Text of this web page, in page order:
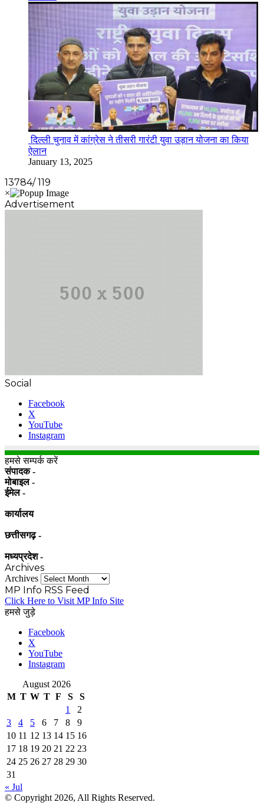
दिल्ली चुनाव में कांग्रेस ने तीसरी गारंटी युवा उड़ान योजना का किया
ऐलान
January 13, 2025
13784/ 119
Advertisement
Social
Facebook
X
YouTube
Instagram
हमसे सम्पर्क करें
संपादक -
मोबाइल -
ईमेल -
कार्यालय
छत्तीसगढ़ -
मध्यप्रदेश -
Archives
Archives
MP Info RSS Feed
Click Here to Visit MP Info Site
हमसे जुड़े
Facebook
X
YouTube
Instagram
August 2026
M T W T F S
S
1
2
3
4 5 6 7 8
9
10 11 12 13 14 15 16
17 18 19 20 21 22 23
24 25 26 27 28 29 30
31
« Jul
© Copyright 2026, All Rights Reserved.